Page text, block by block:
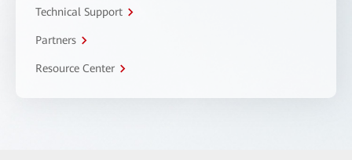
Technical Support
Partners
Resource Center